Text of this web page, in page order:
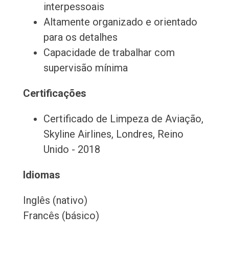
interpessoais
Altamente organizado e orientado
para os detalhes
Capacidade de trabalhar com
supervisão mínima
Certificações
Certificado de Limpeza de Aviação,
Skyline Airlines, Londres, Reino
Unido - 2018
Idiomas
Inglês (nativo)
Francês (básico)